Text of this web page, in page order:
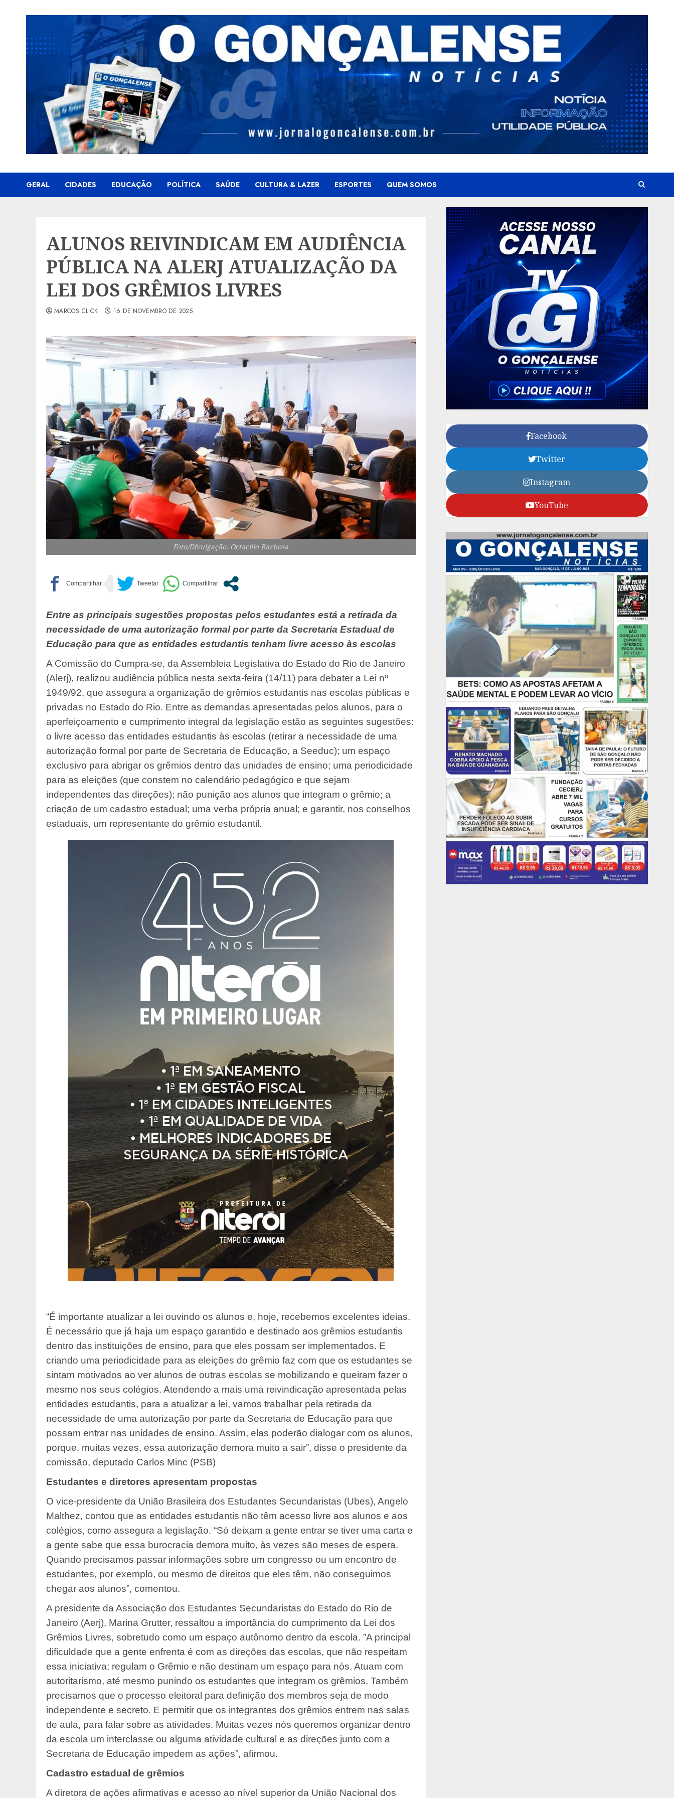
GERAL CIDADES EDUCAÇÃO POLÍTICA SAÚDE CULTURA & LAZER ESPORTES QUEM SOMOS
ALUNOS REIVINDICAM EM AUDIÊNCIA
PÚBLICA NA ALERJ ATUALIZAÇÃO DA
LEI DOS GRÊMIOS LIVRES
MARCOS CLICK 16 DE NOVEMBRO DE 2025
Foto/Divulgação: Octacilio Barbosa
Entre as principais sugestões propostas pelos estudantes está a retirada da
necessidade de uma autorização formal por parte da Secretaria Estadual de
Educação para que as entidades estudantis tenham livre acesso às escolas
A Comissão do Cumpra-se, da Assembleia Legislativa do Estado do Rio de Janeiro
(Alerj), realizou audiência pública nesta sexta-feira (14/11) para debater a Lei nº
1949/92, que assegura a organização de grêmios estudantis nas escolas públicas e
privadas no Estado do Rio. Entre as demandas apresentadas pelos alunos, para o
aperfeiçoamento e cumprimento integral da legislação estão as seguintes sugestões:
o livre acesso das entidades estudantis às escolas (retirar a necessidade de uma
autorização formal por parte de Secretaria de Educação, a Seeduc); um espaço
exclusivo para abrigar os grêmios dentro das unidades de ensino; uma periodicidade
para as eleições (que constem no calendário pedagógico e que sejam
independentes das direções); não punição aos alunos que integram o grêmio; a
criação de um cadastro estadual; uma verba própria anual; e garantir, nos conselhos
estaduais, um representante do grêmio estudantil.
“É importante atualizar a lei ouvindo os alunos e, hoje, recebemos excelentes ideias.
É necessário que já haja um espaço garantido e destinado aos grêmios estudantis
dentro das instituições de ensino, para que eles possam ser implementados. E
criando uma periodicidade para as eleições do grêmio faz com que os estudantes se
sintam motivados ao ver alunos de outras escolas se mobilizando e queiram fazer o
mesmo nos seus colégios. Atendendo a mais uma reivindicação apresentada pelas
entidades estudantis, para a atualizar a lei, vamos trabalhar pela retirada da
necessidade de uma autorização por parte da Secretaria de Educação para que
possam entrar nas unidades de ensino. Assim, elas poderão dialogar com os alunos,
porque, muitas vezes, essa autorização demora muito a sair”, disse o presidente da
comissão, deputado Carlos Minc (PSB)
Estudantes e diretores apresentam propostas
O vice-presidente da União Brasileira dos Estudantes Secundaristas (Ubes), Angelo
Malthez, contou que as entidades estudantis não têm acesso livre aos alunos e aos
colégios, como assegura a legislação. “Só deixam a gente entrar se tiver uma carta e
a gente sabe que essa burocracia demora muito, às vezes são meses de espera.
Quando precisamos passar informações sobre um congresso ou um encontro de
estudantes, por exemplo, ou mesmo de direitos que eles têm, não conseguimos
chegar aos alunos”, comentou.
A presidente da Associação dos Estudantes Secundaristas do Estado do Rio de
Janeiro (Aerj), Marina Grutter, ressaltou a importância do cumprimento da Lei dos
Grêmios Livres, sobretudo como um espaço autônomo dentro da escola. ”A principal
dificuldade que a gente enfrenta é com as direções das escolas, que não respeitam
essa iniciativa; regulam o Grêmio e não destinam um espaço para nós. Atuam com
autoritarismo, até mesmo punindo os estudantes que integram os grêmios. Também
precisamos que o processo eleitoral para definição dos membros seja de modo
independente e secreto. E permitir que os integrantes dos grêmios entrem nas salas
de aula, para falar sobre as atividades. Muitas vezes nós queremos organizar dentro
da escola um interclasse ou alguma atividade cultural e as direções junto com a
Secretaria de Educação impedem as ações”, afirmou.
Cadastro estadual de grêmios
A diretora de ações afirmativas e acesso ao nível superior da União Nacional dos
Facebook
Twitter
Instagram
YouTube